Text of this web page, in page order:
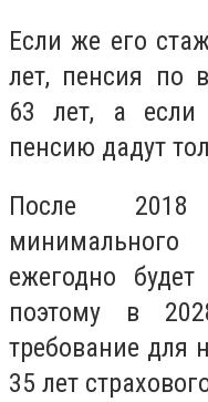
Если же его
лет, пенсия по
63 лет, а
пенсию дадут
После 2018
ежегодно
поэтому в
требование для
35 лет